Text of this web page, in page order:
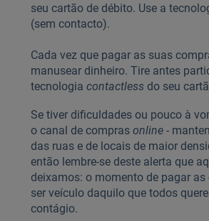
seu cartão de débito. Use a
(sem contacto).
Cada vez que pagar as suas
manusear dinheiro. Tire antes
tecnologia contactless do seu
Se tiver dificuldades ou pouco à
o canal de compras online-
das ruas e de locais de maior
então lembre-se deste alerta que
deixamos: o momento de pagar
ser veículo daquilo que todos
contágio.